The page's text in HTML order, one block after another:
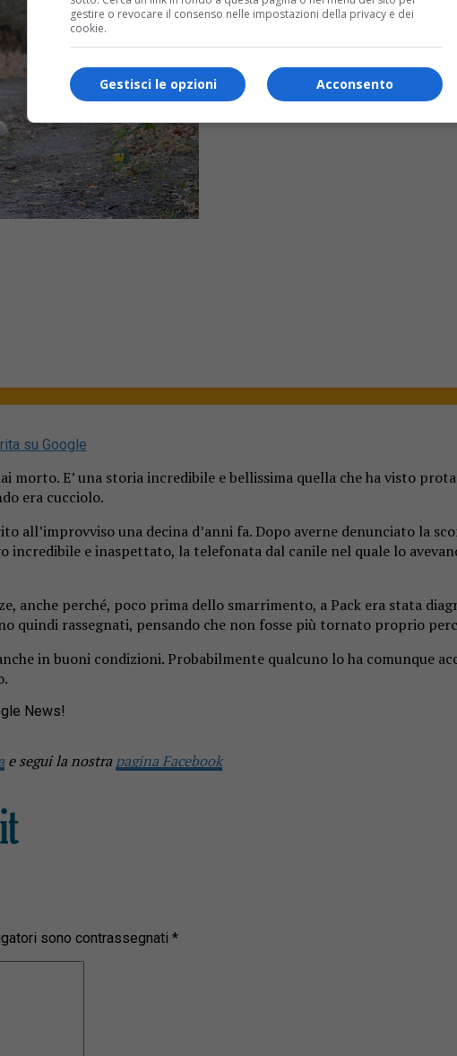
su Google
morto. E’ una storia incredibile e bellissima quella che ha visto
era cucciolo.
all’improvviso una decina d’anni fa. Dopo averne denunciato la
incredibile e inaspettato, la telefonata dal canile nel quale lo
anche perché, poco prima dello smarrimento, a Pack era stata
quindi rassegnati, pensando che non fosse più tornato proprio
in buoni condizioni. Probabilmente qualcuno lo ha comunque
News!
e segui la nostra pagina Facebook
sono contrassegnati *
gestire o revocare il consenso nelle impostazioni della privacy e dei
cookie.
Acconsento
Gestisci le opzioni